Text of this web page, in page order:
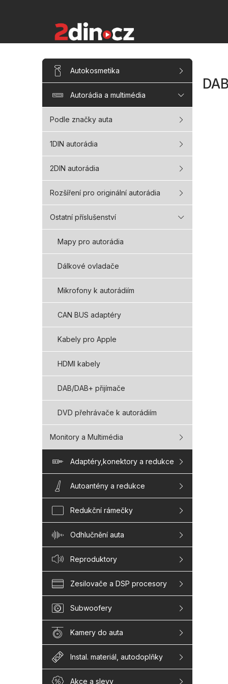
P
s
r
n
í
l
Přeskočit
kategorieAutokosmetika
Autorádia a multimédia
Podle značky auta
1DIN autorádia
2DIN autorádia
Rozšíření pro originální autorádia
Ostatní příslušenství
Mapy pro autorádia
Dálkové ovladače
Mikrofony k autorádiím
CAN BUS adaptéry
Kabely pro Apple
HDMI kabely
DAB/DAB+ přijímače
DVD přehrávače k autorádiím
Monitory a Multimédia
Adaptéry,konektory a redukce
Autoantény a redukce
Redukční rámečky
Odhlučnění auta
Reproduktory
Zesilovače a DSP procesory
Subwoofery
Kamery do auta
Instal. materiál, autodoplňky
Akce a slevy